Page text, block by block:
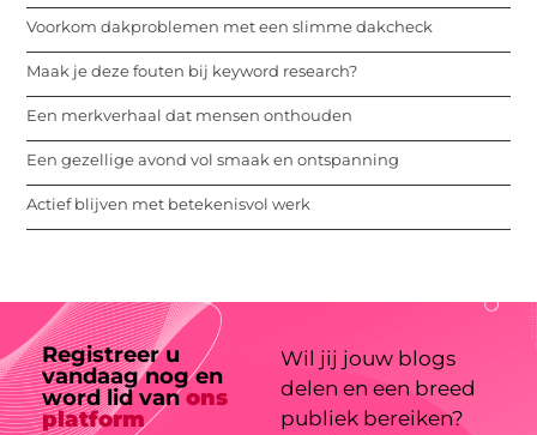
Voorkom dakproblemen met een slimme dakcheck
Maak je deze fouten bij keyword research?
Een merkverhaal dat mensen onthouden
Een gezellige avond vol smaak en ontspanning
Actief blijven met betekenisvol werk
Registreer u
vandaag nog en
word lid vanons
platform
Wil jij jouw blogs
delen en een breed
publiek bereiken?